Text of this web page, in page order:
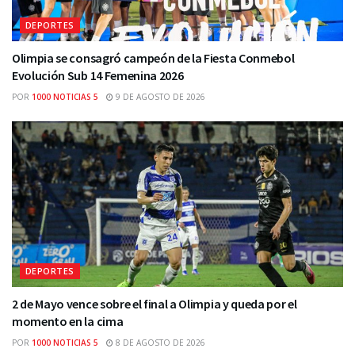
DEPORTES
Olimpia se consagró campeón de la Fiesta Conmebol
Evolución Sub 14 Femenina 2026
POR 1000 NOTICIAS 5 9 DE AGOSTO DE 2026
DEPORTES
2 de Mayo vence sobre el final a Olimpia y queda por el
momento en la cima
POR 1000 NOTICIAS 5 8 DE AGOSTO DE 2026